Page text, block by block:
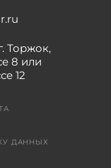
Торжок,
8 или
12
ДАННЫХ